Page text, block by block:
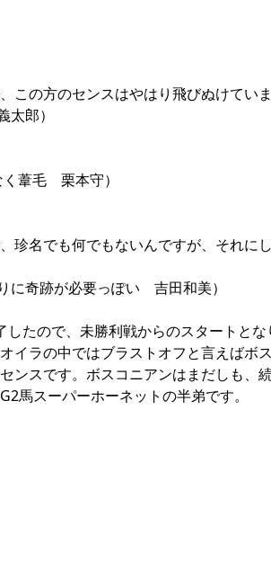
この方のセンスはやはり飛びぬけてい
郎）
く葦毛 栗本守）
珍名でも何でもないんですが、それに
に奇跡が必要っぽい 吉田和美）
たので、未勝利戦からのスタートと
イラの中ではブラストオフと言えばボ
ンスです。ボスコニアンはまだしも、
馬スーパーホーネットの半弟です。